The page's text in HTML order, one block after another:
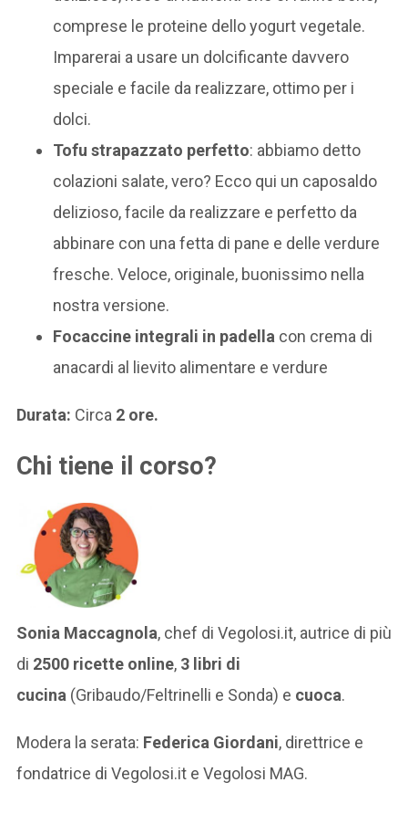
comprese le proteine dello yogurt vegetale.
Imparerai a usare un dolcificante davvero
speciale e facile da realizzare, ottimo per i
dolci.
Tofu strapazzato perfetto: abbiamo detto
colazioni salate, vero? Ecco qui un caposaldo
delizioso, facile da realizzare e perfetto da
abbinare con una fetta di pane e delle verdure
fresche. Veloce, originale, buonissimo nella
nostra versione.
Focaccine integrali in padella con crema di
anacardi al lievito alimentare e verdure
Durata: Circa 2 ore.
Chi tiene il corso?
Sonia Maccagnola, chef di Vegolosi.it, autrice di più
di 2500 ricette online, 3 libri di
cucina (Gribaudo/Feltrinelli e Sonda) e cuoca.
Modera la serata: Federica Giordani, direttrice e
fondatrice di Vegolosi.it e Vegolosi MAG.